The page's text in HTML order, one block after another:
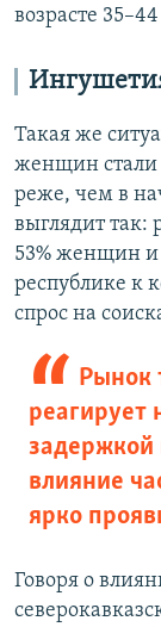
возрасте 35–44
Такая же
женщин стали
реже, чем в
выглядит так:
53% женщин и
республике к
спрос на
Рынок
реагирует
задержкой
влияние
ярко
Говоря о